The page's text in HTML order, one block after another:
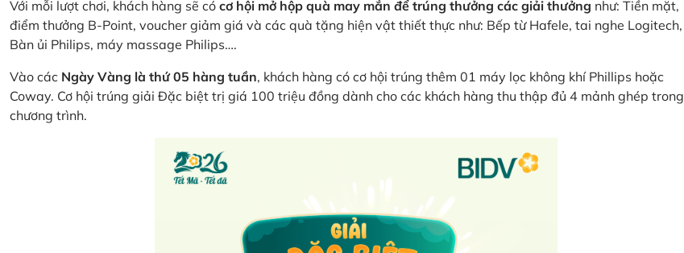
Với mỗi lượt chơi, khách hàng sẽ có cơ hội mở hộp quà may mắn để trúng thưởng các giải thưởng như: Tiền mặt,
điểm thưởng B-Point, voucher giảm giá và các quà tặng hiện vật thiết thực như: Bếp từ Hafele, tai nghe Logitech,
Bàn ủi Philips, máy massage Philips….
Vào các Ngày Vàng là thứ 05 hàng tuần, khách hàng có cơ hội trúng thêm 01 máy lọc không khí Phillips hoặc
Coway. Cơ hội trúng giải Đặc biệt trị giá 100 triệu đồng dành cho các khách hàng thu thập đủ 4 mảnh ghép trong
chương trình.